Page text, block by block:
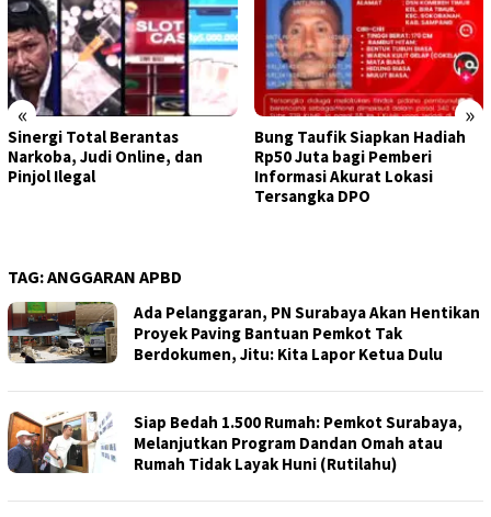
« »
Sinergi Total Berantas
Narkoba, Judi Online, dan
Pinjol Ilegal
Bung Taufik Siapkan Hadiah
Rp50 Juta bagi Pemberi
Informasi Akurat Lokasi
Tersangka DPO
TAG:ANGGARAN APBD
Ada Pelanggaran, PN Surabaya Akan Hentikan
Proyek Paving Bantuan Pemkot Tak
Berdokumen, Jitu: Kita Lapor Ketua Dulu
Siap Bedah 1.500 Rumah: Pemkot Surabaya,
Melanjutkan Program Dandan Omah atau
Rumah Tidak Layak Huni (Rutilahu)